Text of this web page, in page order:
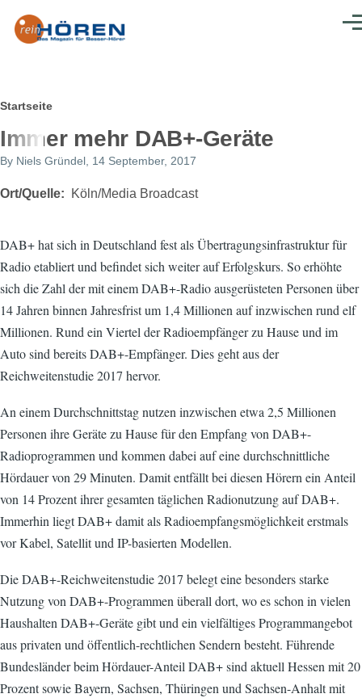
Pfadnavigation
Startseite
Immer mehr DAB+-Geräte
By Niels Gründel , 14 September, 2017
Ort/Quelle Köln/Media Broadcast
DAB+ hat sich in Deutschland fest als Übertragungsinfrastruktur für
Radio etabliert und befindet sich weiter auf Erfolgskurs. So erhöhte
sich die Zahl der mit einem DAB+-Radio ausgerüsteten Personen über
14 Jahren binnen Jahresfrist um 1,4 Millionen auf inzwischen rund elf
Millionen. Rund ein Viertel der Radioempfänger zu Hause und im
Auto sind bereits DAB+-Empfänger. Dies geht aus der
Reichweitenstudie 2017 hervor.
An einem Durchschnittstag nutzen inzwischen etwa 2,5 Millionen
Personen ihre Geräte zu Hause für den Empfang von DAB+-
Radioprogrammen und kommen dabei auf eine durchschnittliche
Hördauer von 29 Minuten. Damit entfällt bei diesen Hörern ein Anteil
von 14 Prozent ihrer gesamten täglichen Radionutzung auf DAB+.
Immerhin liegt DAB+ damit als Radioempfangsmöglichkeit erstmals
vor Kabel, Satellit und IP-basierten Modellen.
Die DAB+-Reichweitenstudie 2017 belegt eine besonders starke
Nutzung von DAB+-Programmen überall dort, wo es schon in vielen
Haushalten DAB+-Geräte gibt und ein vielfältiges Programmangebot
aus privaten und öffentlich-rechtlichen Sendern besteht. Führende
Bundesländer beim Hördauer-Anteil DAB+ sind aktuell Hessen mit 20
Prozent sowie Bayern, Sachsen, Thüringen und Sachsen-Anhalt mit